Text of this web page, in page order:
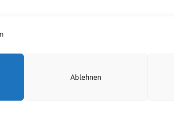
Ablehnen
Datenschutzerklärung
(EU)